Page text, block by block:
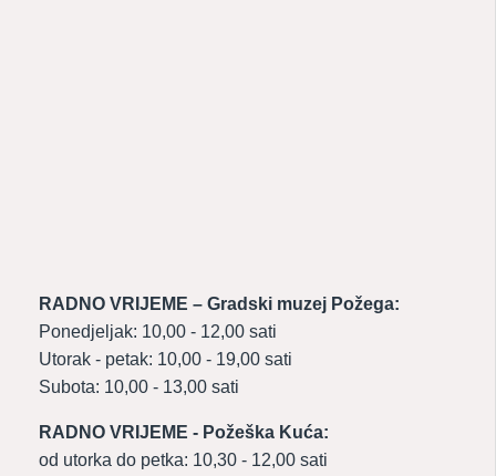
RADNO VRIJEME – Gradski muzej Požega:
Ponedjeljak: 10,00 - 12,00 sati
Utorak - petak: 10,00 - 19,00 sati
Subota: 10,00 - 13,00 sati
RADNO VRIJEME - Požeška Kuća:
od utorka do petka: 10,30 - 12,00 sati